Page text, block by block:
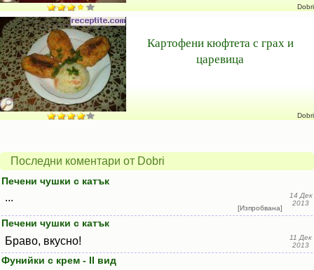
Dobri
Картофени кюфтета с грах и
царевица
Dobri
Последни коментари от Dobri
Печени чушки с катък
...
[Изпробвана]
14 Дек
2013
Печени чушки с катък
Браво, вкусно!
11 Дек
2013
Фунийки с крем - II вид